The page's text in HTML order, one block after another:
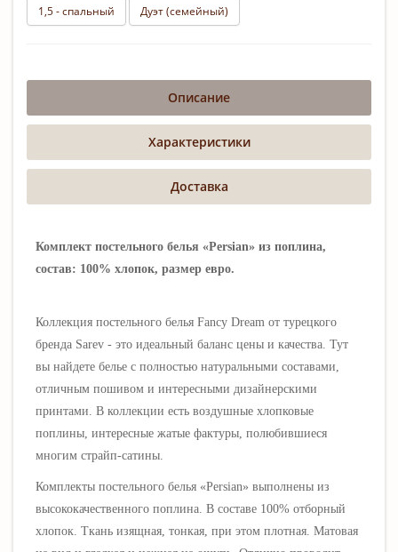
1,5 - спальный Дуэт (семейный)
Описание
Характеристики
Доставка
Комплект постельного белья «Persian» из поплина,
состав: 100% хлопок, размер евро.
Коллекция постельного белья Fancy Dream от турецкого
бренда Sarev - это идеальный баланс цены и качества. Тут
вы найдете белье с полностью натуральными составами,
отличным пошивом и интересными дизайнерскими
принтами. В коллекции есть воздушные хлопковые
поплины, интересные жатые фактуры, полюбившиеся
многим страйп-сатины.
Комплекты постельного белья «Persian» выполнены из
высококачественного поплина. В составе 100% отборный
хлопок. Ткань изящная, тонкая, при этом плотная. Матовая